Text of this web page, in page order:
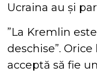
Ucraina au şi
”La Kremlin
deschise”.
acceptă să fie